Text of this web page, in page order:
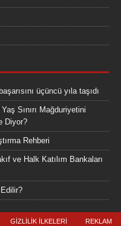
üçüncü yıla taşıdı
Sınırı Mağduriyetini
Diyor?
Rehberi
ve Halk Katılım Bankaları
GIZLILIK İLKELERI REKLAM